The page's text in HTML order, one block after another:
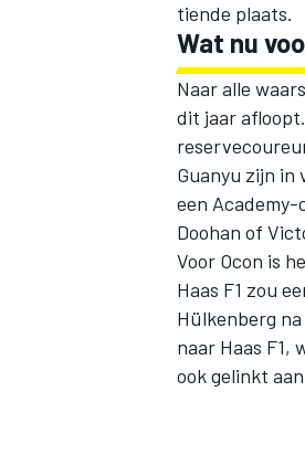
tiende plaats.
Wat nu
Naar alle
dit jaar
Guanyu zijn
een
Doohan of
Voor Ocon is
Haas F1 zou
Hülkenberg
naar Haas F1,
ook gelinkt aan